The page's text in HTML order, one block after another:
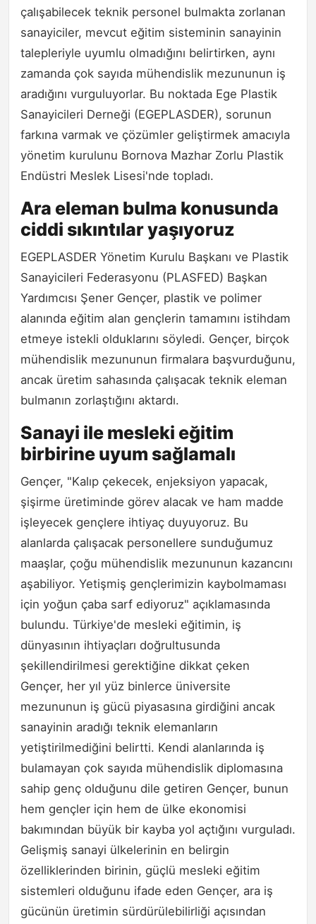
çalışabilecek teknik personel bulmakta zorlanan
sanayiciler, mevcut eğitim sisteminin sanayinin
talepleriyle uyumlu olmadığını belirtirken, aynı
zamanda çok sayıda mühendislik mezununun iş
aradığını vurguluyorlar. Bu noktada Ege Plastik
Sanayicileri Derneği (EGEPLASDER), sorunun
farkına varmak ve çözümler geliştirmek amacıyla
yönetim kurulunu Bornova Mazhar Zorlu Plastik
Endüstri Meslek Lisesi'nde topladı.
Ara eleman bulma konusunda
ciddi sıkıntılar yaşıyoruz
EGEPLASDER Yönetim Kurulu Başkanı ve Plastik
Sanayicileri Federasyonu (PLASFED) Başkan
Yardımcısı Şener Gençer, plastik ve polimer
alanında eğitim alan gençlerin tamamını istihdam
etmeye istekli olduklarını söyledi. Gençer, birçok
mühendislik mezununun firmalara başvurduğunu,
ancak üretim sahasında çalışacak teknik eleman
bulmanın zorlaştığını aktardı.
Sanayi ile mesleki eğitim
birbirine uyum sağlamalı
Gençer, "Kalıp çekecek, enjeksiyon yapacak,
şişirme üretiminde görev alacak ve ham madde
işleyecek gençlere ihtiyaç duyuyoruz. Bu
alanlarda çalışacak personellere sunduğumuz
maaşlar, çoğu mühendislik mezununun kazancını
aşabiliyor. Yetişmiş gençlerimizin kaybolmaması
için yoğun çaba sarf ediyoruz" açıklamasında
bulundu. Türkiye'de mesleki eğitimin, iş
dünyasının ihtiyaçları doğrultusunda
şekillendirilmesi gerektiğine dikkat çeken
Gençer, her yıl yüz binlerce üniversite
mezununun iş gücü piyasasına girdiğini ancak
sanayinin aradığı teknik elemanların
yetiştirilmediğini belirtti. Kendi alanlarında iş
bulamayan çok sayıda mühendislik diplomasına
sahip genç olduğunu dile getiren Gençer, bunun
hem gençler için hem de ülke ekonomisi
bakımından büyük bir kayba yol açtığını vurguladı.
Gelişmiş sanayi ülkelerinin en belirgin
özelliklerinden birinin, güçlü mesleki eğitim
sistemleri olduğunu ifade eden Gençer, ara iş
gücünün üretimin sürdürülebilirliği açısından